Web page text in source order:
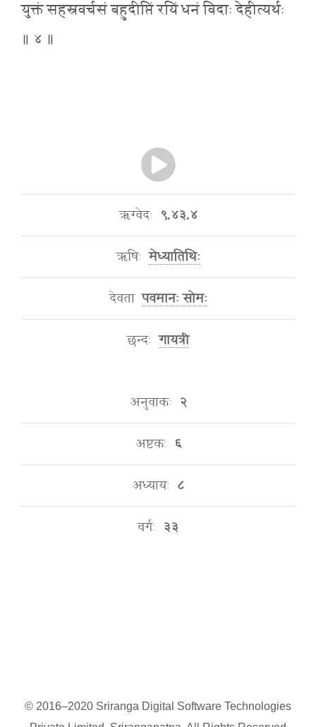
युक्तं सहस्रवर्चसं बहुदीप्तिं रयिं धनं विदाः देहीत्यर्थः
॥ ४ ॥
ऋग्वेदः ९.४३.४
ऋषिः मेध्यातिथिः
देवता पवमानः सोमः
छन्दः गायत्री
अनुवाकः २
अष्टकः ६
अध्यायः ८
वर्गः ३३
© 2016–2020 Sriranga Digital Software Technologies